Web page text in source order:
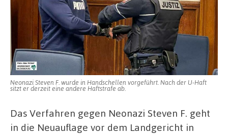
Neonazi Steven F. wurde in Handschellen vorgeführt. Nach der U-Haft
sitzt er derzeit eine andere Haftstrafe ab.
Das Verfahren gegen Neonazi Steven F. geht
in die Neuauflage vor dem Landgericht in